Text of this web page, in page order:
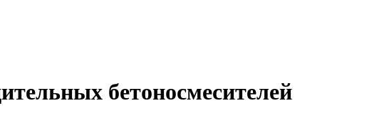
бетоносмесителей